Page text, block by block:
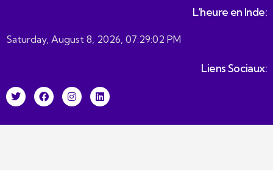
L'heure en Inde:
Saturday, August 8, 2026, 07:29:03 PM
Liens Sociaux: